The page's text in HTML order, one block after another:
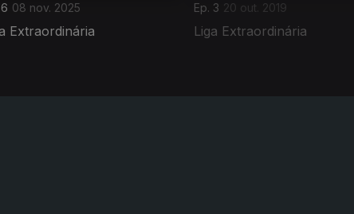
08 nov. 2025
Extraordinária
Ep. 3 20 out. 2019
Liga Extraordinária